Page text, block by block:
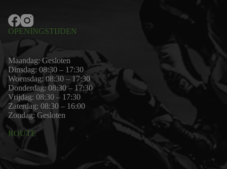
OPENINGSTIJDEN
Maandag: Gesloten
Dinsdag: 08:30 – 17:30
Woensdag: 08:30 – 17:30
Donderdag: 08:30 – 17:30
Vrijdag: 08:30 – 17:30
Zaterdag: 08:30 – 16:00
Zondag: Gesloten
ROUTE